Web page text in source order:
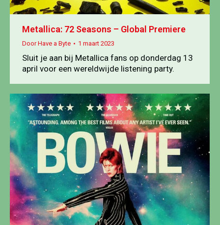
Metallica: 72 Seasons – Global Premiere
DoorHave a Byte 1 maart 2023
Sluit je aan bij Metallica fans op donderdag 13
april voor een wereldwijde listening party.